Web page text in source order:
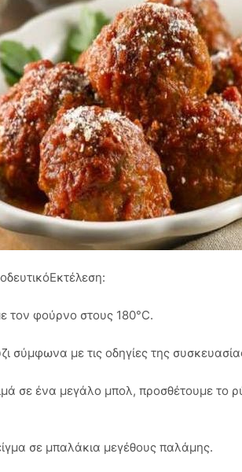
τον φούρνο στους 180°C.
σύμφωνα με τις οδηγίες της
σε ένα μεγάλο μπολ, προσθέτουμε το
σε μπαλάκια μεγέθους παλάμης.